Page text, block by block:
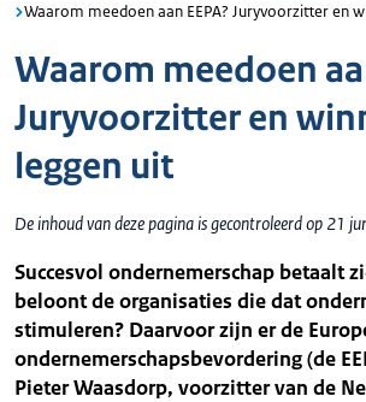
Waarom meedoen aan EEPA? Juryvoorzitter en
Waarom meedoen
Juryvoorzitter en
leggen uit
De inhoud van deze pagina is gecontroleerd op 21
Succesvol ondernemerschap betaalt
beloont de organisaties die dat
stimuleren? Daarvoor zijn er de
ondernemerschapsbevordering (de
Pieter Waasdorp, voorzitter van de